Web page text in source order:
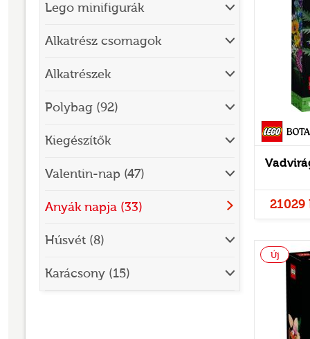
Lego minifigurák
Alkatrész csomagok
Alkatrészek
Polybag (92)
Kiegészítők
Valentin-nap (47)
Anyák napja (33)
Húsvét (8)
Karácsony (15)
21029
Új